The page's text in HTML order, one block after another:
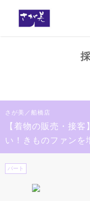
さが美／船橋店
【着物の販売・接
い！きものファンを
パート